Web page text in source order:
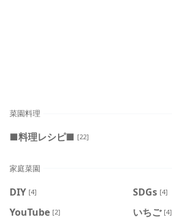
菜園料理
■料理レシピ■ [22]
家庭菜園
DIY [4] SDGs [4]
YouTube [2] いちご [4]